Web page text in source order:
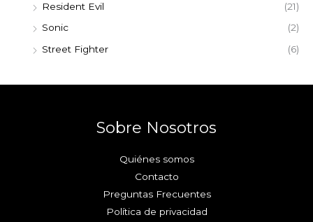
Resident Evil
(21)
Sonic
(2)
Street Fighter
(6)
Sobre Nosotros
Quiénes somos
Contacto
Preguntas Frecuentes
Política de privacidad